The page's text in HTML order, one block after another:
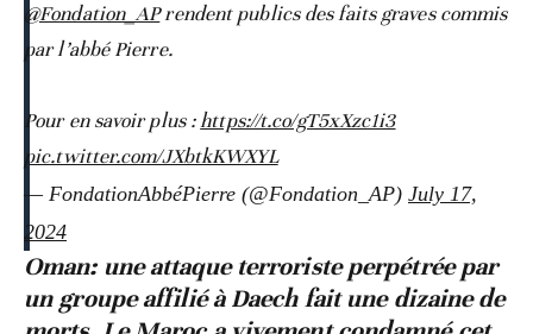
@Fondation_APrendent publics des faits graves commis
par l’abbé Pierre.
Pour en savoir plus :https://t.co/gT5xXzc1i3
pic.twitter.com/JXbtkKWXYL
— FondationAbbéPierre (@Fondation_AP) July 17,
2024
Oman: une attaque terroriste perpétrée par
un groupe affilié à Daech fait une dizaine de